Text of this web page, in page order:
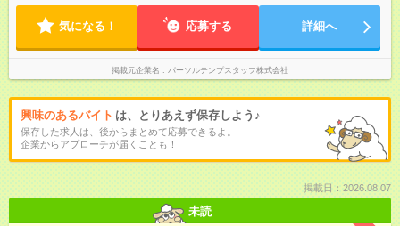
気になる！ 応募する 詳細へ
掲載元企業名 パーソルテンプスタッフ株式会社
興味のあるバイト は、とりあえず保存しよう♪
保存した求人は、後からまとめて応募できるよ。
企業からアプローチが届くことも！
掲載日：2026.08.07
未読